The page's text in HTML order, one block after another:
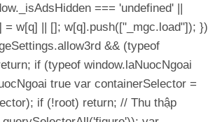
=== 'undefined' ||
w[q] || []; w[q].push(["_mgc.load"]); })
&& (typeof
if (typeof window.laNuocNgoai
true var containerSelector =
if (!root) return; // Thu thập